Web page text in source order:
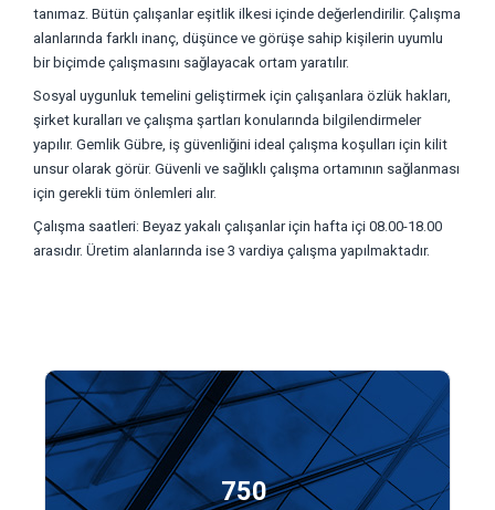
tanımaz. Bütün çalışanlar eşitlik ilkesi içinde değerlendirilir. Çalışma
alanlarında farklı inanç, düşünce ve görüşe sahip kişilerin uyumlu
bir biçimde çalışmasını sağlayacak ortam yaratılır.
Sosyal uygunluk temelini geliştirmek için çalışanlara özlük hakları,
şirket kuralları ve çalışma şartları konularında bilgilendirmeler
yapılır. Gemlik Gübre, iş güvenliğini ideal çalışma koşulları için kilit
unsur olarak görür. Güvenli ve sağlıklı çalışma ortamının sağlanması
için gerekli tüm önlemleri alır.
Çalışma saatleri: Beyaz yakalı çalışanlar için hafta içi 08.00-18.00
arasıdır. Üretim alanlarında ise 3 vardiya çalışma yapılmaktadır.
750